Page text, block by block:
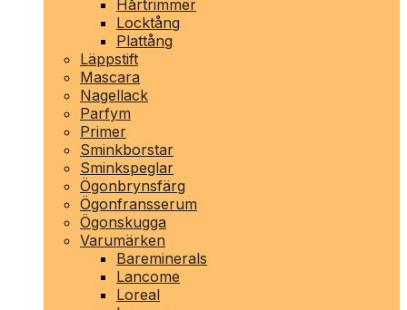
Hårtrimmer
Locktång
Plattång
Läppstift
Mascara
Nagellack
Parfym
Primer
Sminkborstar
Sminkspeglar
Ögonbrynsfärg
Ögonfransserum
Ögonskugga
Varumärken
Bareminerals
Lancome
Loreal